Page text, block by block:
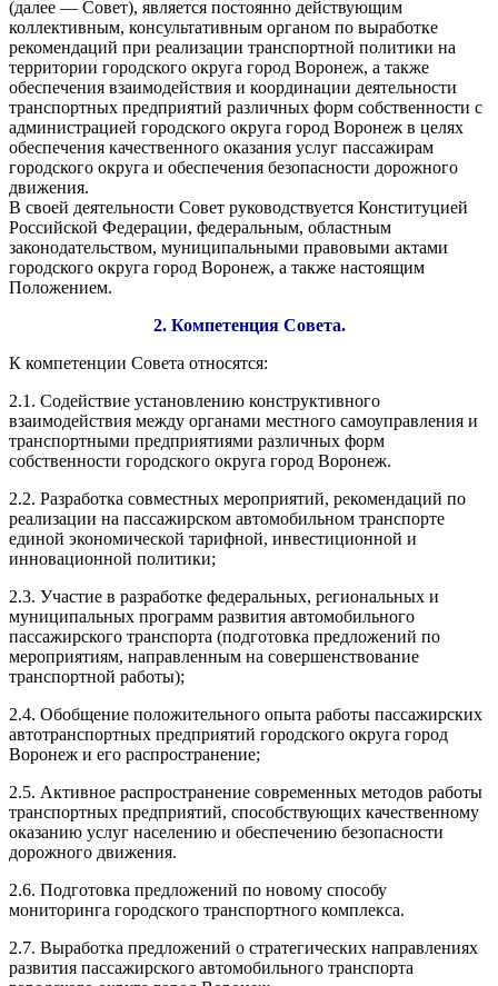
(далее — Совет), является постоянно действующим
коллективным, консультативным органом по выработке
рекомендаций при реализации транспортной политики на
территории городского округа город Воронеж, а также
обеспечения взаимодействия и координации деятельности
транспортных предприятий различных форм собственности с
администрацией городского округа город Воронеж в целях
обеспечения качественного оказания услуг пассажирам
городского округа и обеспечения безопасности дорожного
движения.
В своей деятельности Совет руководствуется Конституцией
Российской Федерации, федеральным, областным
законодательством, муниципальными правовыми актами
городского округа город Воронеж, а также настоящим
Положением.
2. Компетенция Совета.
К компетенции Совета относятся:
2.1. Содействие установлению конструктивного
взаимодействия между органами местного самоуправления и
транспортными предприятиями различных форм
собственности городского округа город Воронеж.
2.2. Разработка совместных мероприятий, рекомендаций по
реализации на пассажирском автомобильном транспорте
единой экономической тарифной, инвестиционной и
инновационной политики;
2.3. Участие в разработке федеральных, региональных и
муниципальных программ развития автомобильного
пассажирского транспорта (подготовка предложений по
мероприятиям, направленным на совершенствование
транспортной работы);
2.4. Обобщение положительного опыта работы пассажирских
автотранспортных предприятий городского округа город
Воронеж и его распространение;
2.5. Активное распространение современных методов работы
транспортных предприятий, способствующих качественному
оказанию услуг населению и обеспечению безопасности
дорожного движения.
2.6. Подготовка предложений по новому способу
мониторинга городского транспортного комплекса.
2.7. Выработка предложений о стратегических направлениях
развития пассажирского автомобильного транспорта